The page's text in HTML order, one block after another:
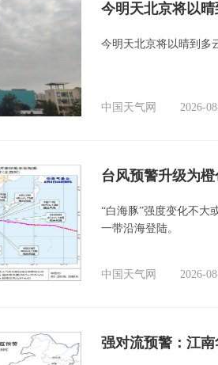
今明天北京将以
今明天北京将以晴到多
中国天气网 2026-
台风预警升级为
“白海豚”强度变化不大
一带沿海登陆。
中国天气网 2026-
强对流预警：江